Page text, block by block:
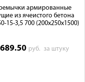
армированные
из ячеистого бетона
15-3,5 700 (200х250х1500)
руб. за штуку